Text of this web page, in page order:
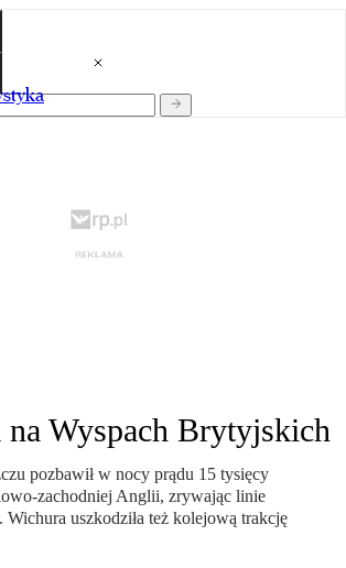
na Wyspach Brytyjskich
pozbawił w nocy prądu 15 tysięcy
zachodniej Anglii, zrywając linie
uszkodziła też kolejową trakcję